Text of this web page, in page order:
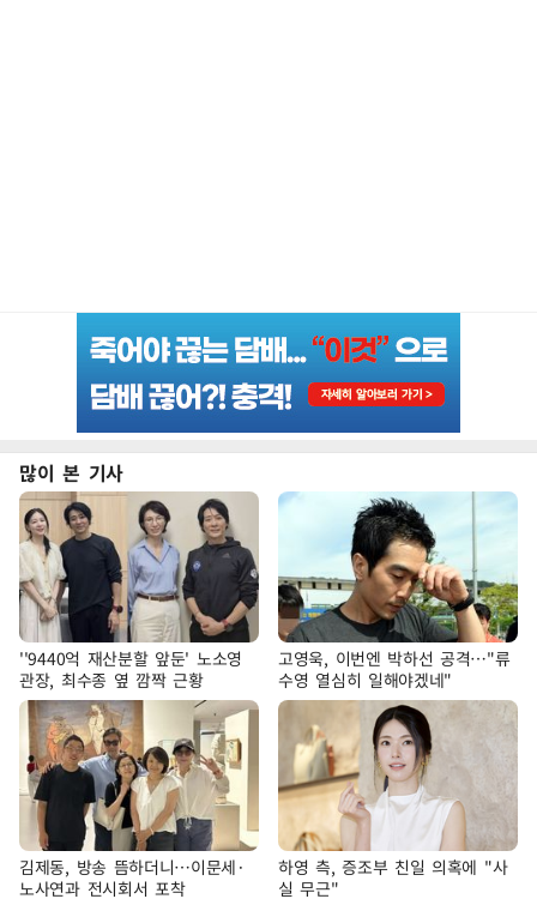
많이 본 기사
''9440억 재산분할 앞둔' 노소영
관장, 최수종 옆 깜짝 근황
고영욱, 이번엔 박하선 공격…"류
수영 열심히 일해야겠네"
김제동, 방송 뜸하더니…이문세·
노사연과 전시회서 포착
하영 측, 증조부 친일 의혹에 "사
실 무근"